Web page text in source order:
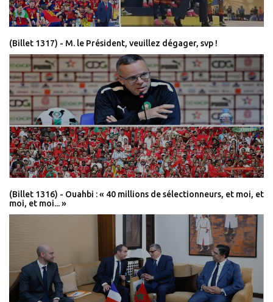
(Billet 1317) - M. le Président, veuillez dégager, svp !
(Billet 1316) - Ouahbi : « 40 millions de sélectionneurs, et moi, et
moi, et moi... »